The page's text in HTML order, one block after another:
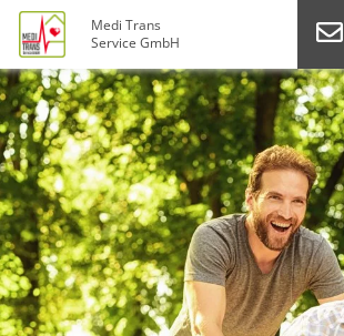
Medi Trans
Service GmbH